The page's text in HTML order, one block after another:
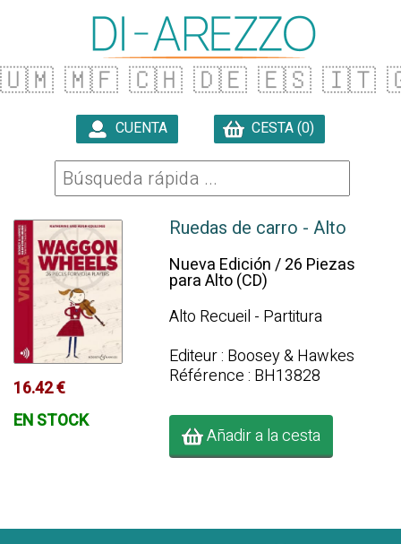
🇺🇲 🇲🇫 🇨🇭 🇩🇪 🇪🇸 🇮🇹
CUENTA CESTA (0)
16.42 €
EN STOCK
Ruedas de carro - Alto
Nueva Edición / 26 Piezas
para Alto (CD)
Alto Recueil - Partitura
Editeur : Boosey & Hawkes
Référence : BH13828
Añadir a la cesta